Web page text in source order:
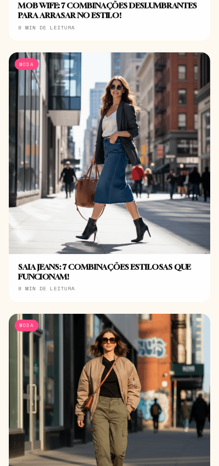
MOB WIFE: 7 COMBINAÇÕES DESLUMBRANTES
PARA ARRASAR NO ESTILO!
8 MIN DE LEITURA
MODA
SAIA JEANS: 7 COMBINAÇÕES ESTILOSAS QUE
FUNCIONAM!
8 MIN DE LEITURA
MODA